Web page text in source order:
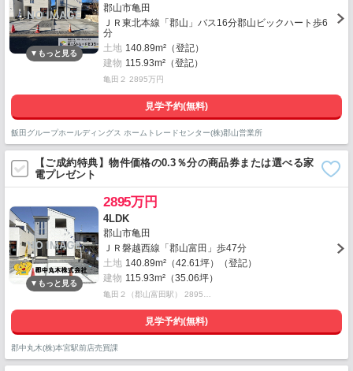
郡山市亀田
ＪＲ東北本線「郡山」バス16分郡山ビックハート歩6
分
土地 140.89m²（登記）
建物 115.93m²（登記）
亀田２ 2895万円
見学予約(無料)
飯田グループホールディングス ホームトレードセンター(株)郡山営業所
【ご成約特典】物件価格の0.3％分の商品券または選べる家
電プレゼント
2895万円
4LDK
郡山市亀田
ＪＲ磐越西線「郡山富田」歩47分
土地 140.89m²（42.61坪）（登記）
建物 115.93m²（35.06坪）
亀田２（郡山富田駅） 2895…
見学予約(無料)
郡中丸木(株)本宮駅前店売買課